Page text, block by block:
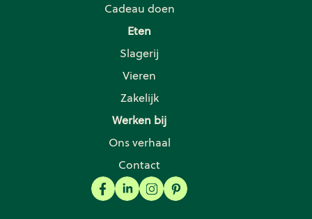
Cadeau doen
Eten
Slagerij
Vieren
Zakelijk
Werken bij
Ons verhaal
Contact